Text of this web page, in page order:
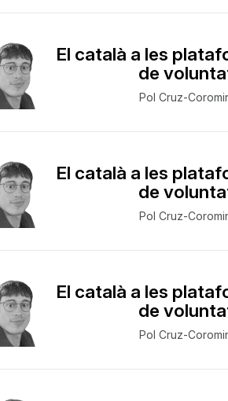
El català a les
de
Pol Cruz-
El català a les
de
Pol Cruz-
El català a les
de
Pol Cruz-